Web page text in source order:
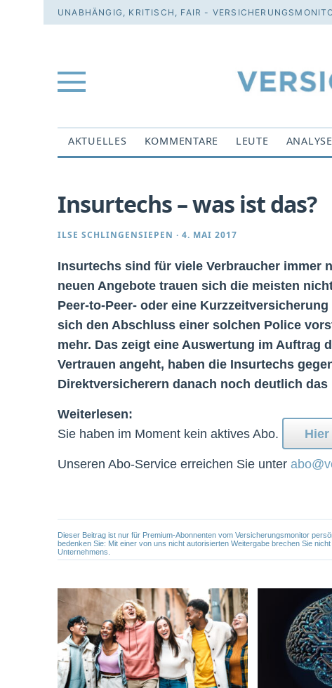
UNABHÄNGIG, KRITISCH, FAIR -
AKTUELLES KOMMENTARE LEUTE
Insurtechs – was ist das?
ILSE SCHLINGENSIEPEN · 4. MAI 2017
Insurtechs sind für viele Verbraucher immer
neuen Angebote trauen sich die meisten
Peer-to-Peer- oder eine
sich den Abschluss einer solchen Police
mehr. Das zeigt eine Auswertung im Auftrag
Vertrauen angeht, haben die Insurtechs
Direktversicherern danach noch deutlich
Weiterlesen:
Sie haben im Moment kein aktives Abo.
Hier
Unseren Abo-Service erreichen Sie unter
Dieser Beitrag ist nur für Premium-Abonnenten vom Versicherungsmonitor
bedenken Sie: Mit einer von uns nicht autorisierten Weitergabe brechen Sie
Unternehmens.